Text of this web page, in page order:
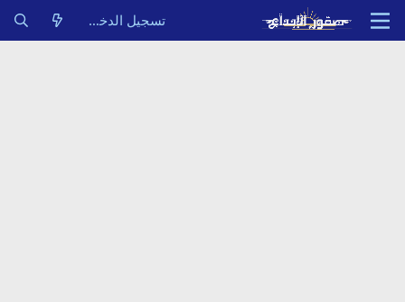
تسجيل الدخول